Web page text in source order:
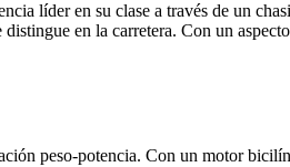
líder en su clase a través de un
en la carretera. Con un
peso-potencia. Con un motor